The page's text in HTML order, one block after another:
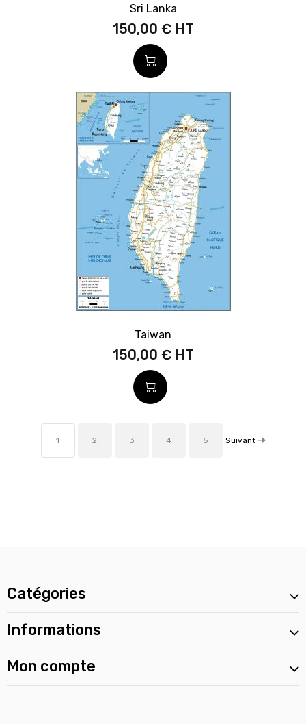
Sri Lanka
150,00 €
Taiwan
150,00 €
1 2 3 4 5 Suivant
Catégories
Informations
Mon compte